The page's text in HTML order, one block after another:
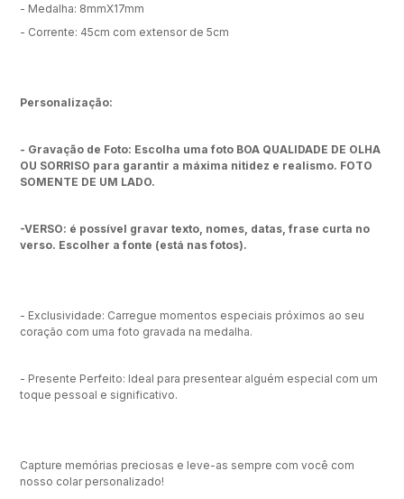
- Medalha: 8mmX17mm
- Corrente: 45cm com extensor de 5cm
Personalização:
- Gravação de Foto: Escolha uma foto BOA QUALIDADE DE OLHA
OU SORRISO para garantir a máxima nitidez e realismo. FOTO
SOMENTE DE UM LADO.
-VERSO: é possível gravar texto, nomes, datas, frase curta no
verso. Escolher a fonte (está nas fotos).
- Exclusividade: Carregue momentos especiais próximos ao seu
coração com uma foto gravada na medalha.
- Presente Perfeito: Ideal para presentear alguém especial com um
toque pessoal e significativo.
Capture memórias preciosas e leve-as sempre com você com
nosso colar personalizado!